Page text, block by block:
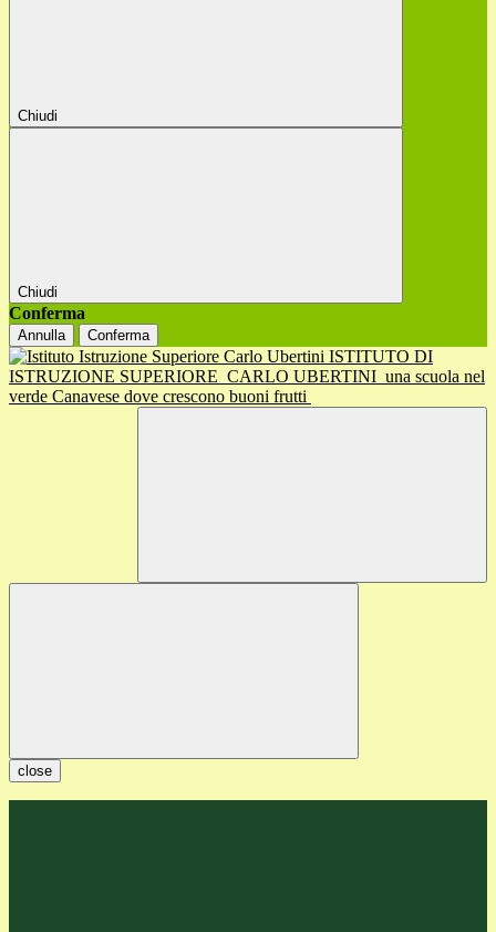
Chiudi
Chiudi
Conferma
Annulla Conferma
ISTITUTO DI
ISTRUZIONE SUPERIORE CARLO UBERTINI una scuola nel
verde Canavese dove crescono buoni frutti
close